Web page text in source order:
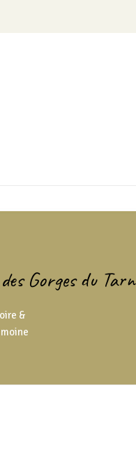
Gorges du Tarn
&